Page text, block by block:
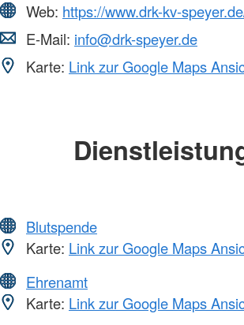
Web: https://www.drk-kv-
E-Mail: info@drk-speyer.de
Karte: Link zur Google Maps
Blutspende
Karte: Link zur Google Maps
Ehrenamt
Karte: Link zur Google Maps